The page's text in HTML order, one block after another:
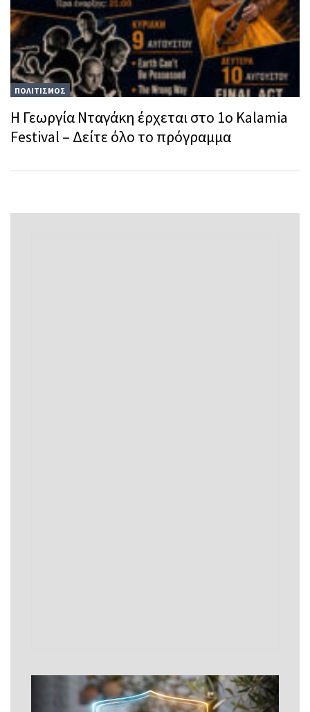
ΠΟΛΙΤΙΣΜΟΣ
Η Γεωργία Νταγάκη έρχεται στο 1ο Κalamia
Festival – Δείτε όλο το πρόγραμμα